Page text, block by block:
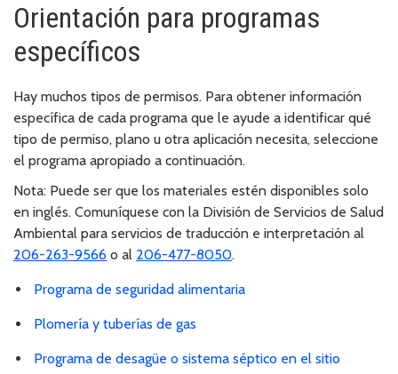
Orientación para programas
específicos
Hay muchos tipos de permisos. Para obtener información
específica de cada programa que le ayude a identificar qué
tipo de permiso, plano u otra aplicación necesita, seleccione
el programa apropiado a continuación.
Nota: Puede ser que los materiales estén disponibles solo
en inglés. Comuníquese con la División de Servicios de Salud
Ambiental para servicios de traducción e interpretación al
206-263-9566 o al 206-477-8050.
Programa de seguridad alimentaria
Plomería y tuberías de gas
Programa de desagüe o sistema séptico en el sitio